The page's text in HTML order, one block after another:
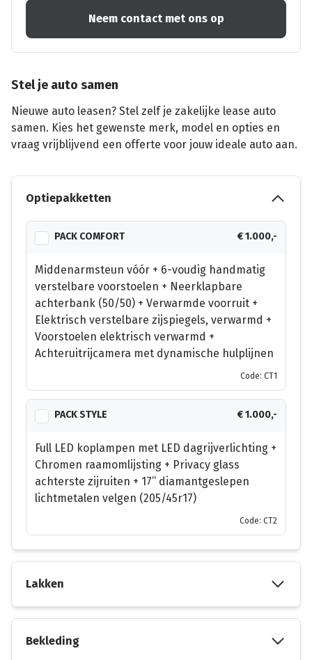
Neem contact met ons op
Stel je auto samen
Nieuwe auto leasen? Stel zelf je zakelijke lease auto
samen. Kies het gewenste merk, model en opties en
vraag vrijblijvend een offerte voor jouw ideale auto aan.
Optiepakketten
PACK COMFORT € 1.000,-
Middenarmsteun vóór + 6-voudig handmatig
verstelbare voorstoelen + Neerklapbare
achterbank (50/50) + Verwarmde voorruit +
Elektrisch verstelbare zijspiegels, verwarmd +
Voorstoelen elektrisch verwarmd +
Achteruitrijcamera met dynamische hulplijnen
Code: CT1
PACK STYLE € 1.000,-
Full LED koplampen met LED dagrijverlichting +
Chromen raamomlijsting + Privacy glass
achterste zijruiten + 17’’ diamantgeslepen
lichtmetalen velgen (205/45r17)
Code: CT2
Lakken
Bekleding